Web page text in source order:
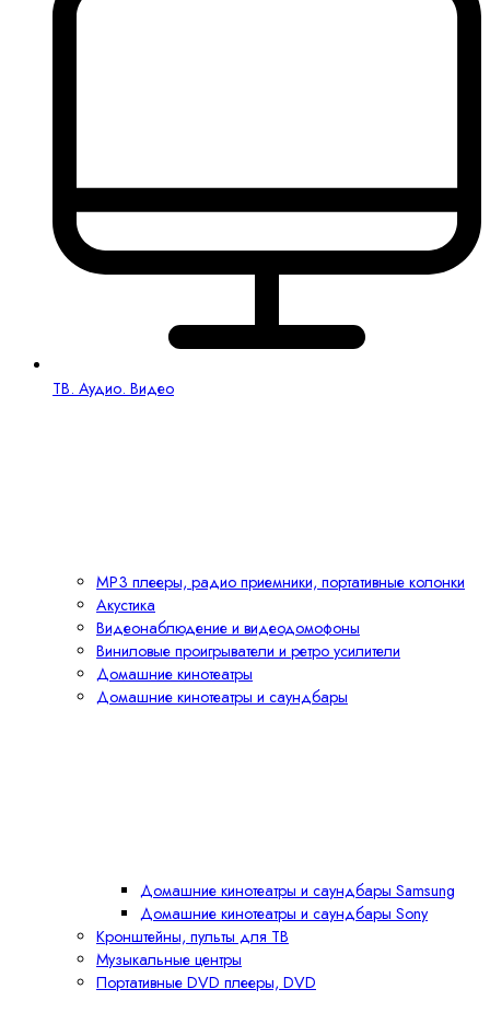
ТВ. Аудио. Видео
MP3 плееры, радио приемники, портативные колонки
Акустика
Видеонаблюдение и видеодомофоны
Виниловые проигрыватели и ретро усилители
Домашние кинотеатры
Домашние кинотеатры и саундбары
Домашние кинотеатры и саундбары Samsung
Домашние кинотеатры и саундбары Sony
Кронштейны, пульты для ТВ
Музыкальные центры
Портативные DVD плееры, DVD